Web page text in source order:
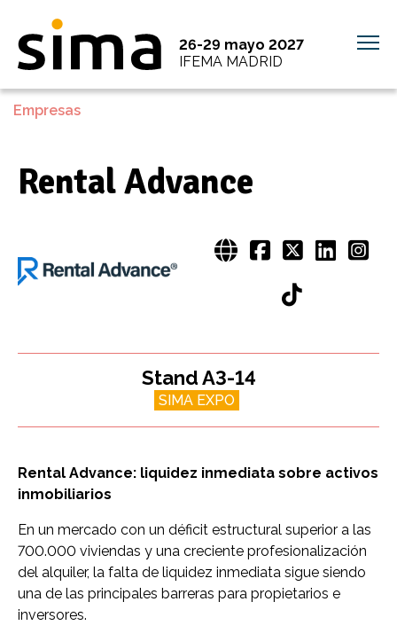
26-29 mayo 2027
IFEMA MADRID
Empresas
Rental Advance
Rental Advance: liquidez inmediata sobre activos
inmobiliarios
En un mercado con un déficit estructural superior a las
700.000 viviendas y una creciente profesionalización
del alquiler, la falta de liquidez inmediata sigue siendo
una de las principales barreras para propietarios e
inversores.
Stand A3-14
SIMA EXPO